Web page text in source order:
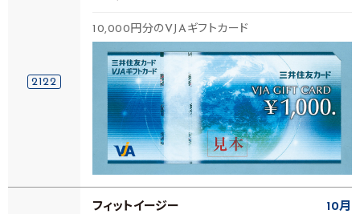
2122
10,000円分のVJAギフトカード
フィットイージー 10月